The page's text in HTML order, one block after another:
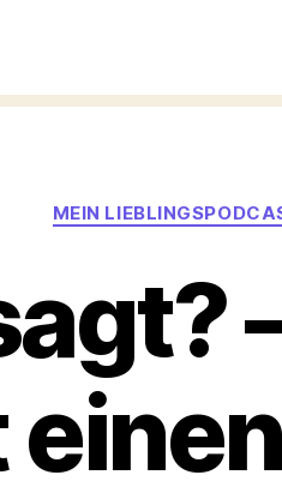
Kategorien
MEIN